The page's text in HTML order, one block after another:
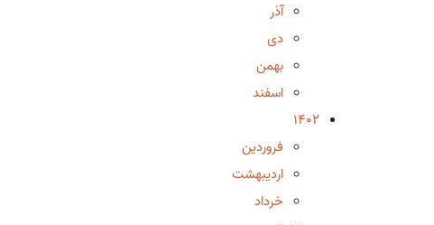
آذر
دی
بهمن
اسفند
1402
فروردین
اردیبهشت
خرداد